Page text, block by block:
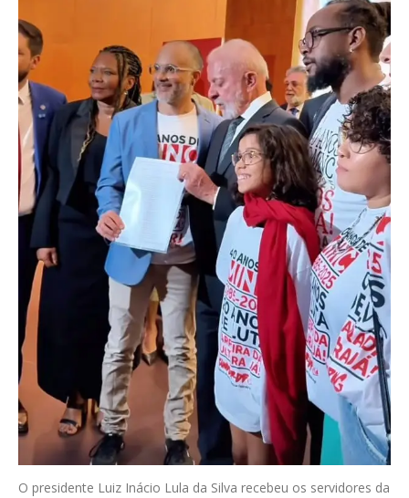
O presidente Luiz Inácio Lula da Silva recebeu os servidores da